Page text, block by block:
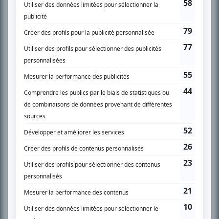
SUR LE RÉSEAU BIZZ MÉDIA
PLAN DU SITE
Accueil
Liste des oeuvres
Recherche avancée
À propos
Nous contacter
Termes et conditions
Politique de confidentialité
Gestion du consentement